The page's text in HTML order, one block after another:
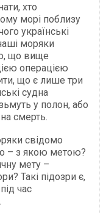
хто
морі поблизу
українські
моряки
що вище
операцією
що є лише три
судна
у полон, або
смерть.
свідомо
– з якою метою?
мету –
Такі підозри є,
час